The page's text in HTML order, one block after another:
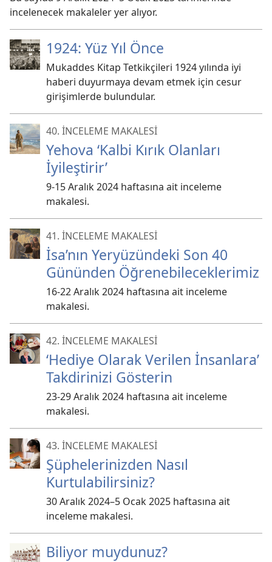
incelenecek makaleler yer alıyor.
1924: Yüz Yıl Önce
Mukaddes Kitap Tetkikçileri 1924 yılında iyi
haberi duyurmaya devam etmek için cesur
girişimlerde bulundular.
40. İNCELEME MAKALESİ
Yehova ‘Kalbi Kırık Olanları
İyileştirir’
9-15 Aralık 2024 haftasına ait inceleme
makalesi.
41. İNCELEME MAKALESİ
İsa’nın Yeryüzündeki Son 40
Gününden Öğrenebileceklerimiz
16-22 Aralık 2024 haftasına ait inceleme
makalesi.
42. İNCELEME MAKALESİ
‘Hediye Olarak Verilen İnsanlara’
Takdirinizi Gösterin
23-29 Aralık 2024 haftasına ait inceleme
makalesi.
43. İNCELEME MAKALESİ
Şüphelerinizden Nasıl
Kurtulabilirsiniz?
30 Aralık 2024–​5 Ocak 2025 haftasına ait
inceleme makalesi.
Biliyor muydunuz?